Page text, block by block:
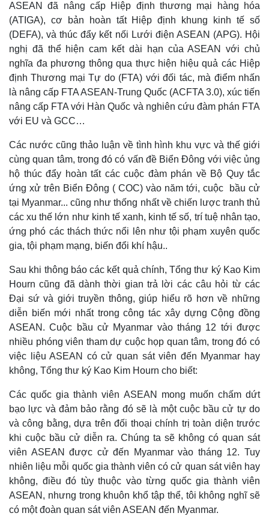
Quan sát
Cuộc sống đó đây
Hồ sơ
Video
Ảnh
E-Magazine
Infographic
ASEAN đã nâng cấp Hiệp định thương mại hàng hóa
(ATIGA), cơ bản hoàn tất Hiệp định khung kinh tế số
(DEFA), và thúc đẩy kết nối Lưới điện ASEAN (APG). Hội
nghị đã thể hiện cam kết dài hạn của ASEAN với chủ
nghĩa đa phương thông qua thực hiện hiệu quả các Hiệp
định Thương mại Tự do (FTA) với đối tác, mà điểm nhấn
là nâng cấp FTA ASEAN-Trung Quốc (ACFTA 3.0), xúc tiến
nâng cấp FTA với Hàn Quốc và nghiên cứu đàm phán FTA
với EU và GCC…
Các nước cũng thảo luận về tình hình khu vực và thế giới
cùng quan tâm, trong đó có vấn đề Biển Đông với việc ủng
hộ thúc đẩy hoàn tất các cuộc đàm phán về Bộ Quy tắc
ứng xử trên Biển Đông ( COC) vào năm tới, cuộc bầu cử
tại Myanmar... cũng như thống nhất về chiến lược tranh thủ
các xu thế lớn như kinh tế xanh, kinh tế số, trí tuệ nhân tạo,
ứng phó các thách thức nổi lên như tội phạm xuyên quốc
gia, tội phạm mạng, biến đổi khí hậu..
Sau khi thông báo các kết quả chính, Tổng thư ký Kao Kim
Hourn cũng đã dành thời gian trả lời các câu hỏi từ các
Đại sứ và giới truyền thông, giúp hiểu rõ hơn về những
diễn biến mới nhất trong công tác xây dựng Cộng đồng
ASEAN. Cuộc bầu cử Myanmar vào tháng 12 tới được
nhiều phóng viên tham dự cuộc họp quan tâm, trong đó có
việc liệu ASEAN có cử quan sát viên đến Myanmar hay
không, Tổng thư ký Kao Kim Hourn cho biết:
Các quốc gia thành viên ASEAN mong muốn chấm dứt
bạo lực và đảm bảo rằng đó sẽ là một cuộc bầu cử tự do
và công bằng, dựa trên đối thoại chính trị toàn diện trước
khi cuộc bầu cử diễn ra. Chúng ta sẽ không có quan sát
viên ASEAN được cử đến Myanmar vào tháng 12. Tuy
nhiên liệu mỗi quốc gia thành viên có cử quan sát viên hay
không, điều đó tùy thuộc vào từng quốc gia thành viên
ASEAN, nhưng trong khuôn khổ tập thể, tôi không nghĩ sẽ
có một đoàn quan sát viên ASEAN đến Myanmar.